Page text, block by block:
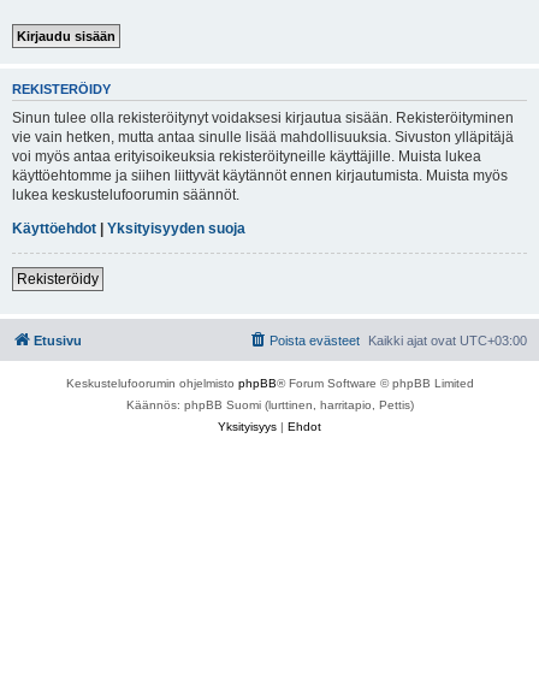
REKISTERÖIDY
Sinun tulee olla rekisteröitynyt voidaksesi kirjautua sisään. Rekisteröityminen
vie vain hetken, mutta antaa sinulle lisää mahdollisuuksia. Sivuston ylläpitäjä
voi myös antaa erityisoikeuksia rekisteröityneille käyttäjille. Muista lukea
käyttöehtomme ja siihen liittyvät käytännöt ennen kirjautumista. Muista myös
lukea keskustelufoorumin säännöt.
Käyttöehdot | Yksityisyyden suoja
Rekisteröidy
Etusivu Kaikki ajat ovat UTC+03:00
Poista evästeet
Keskustelufoorumin ohjelmisto phpBB® Forum Software © phpBB Limited
Käännös: phpBB Suomi (lurttinen, harritapio, Pettis)
Yksityisyys | Ehdot